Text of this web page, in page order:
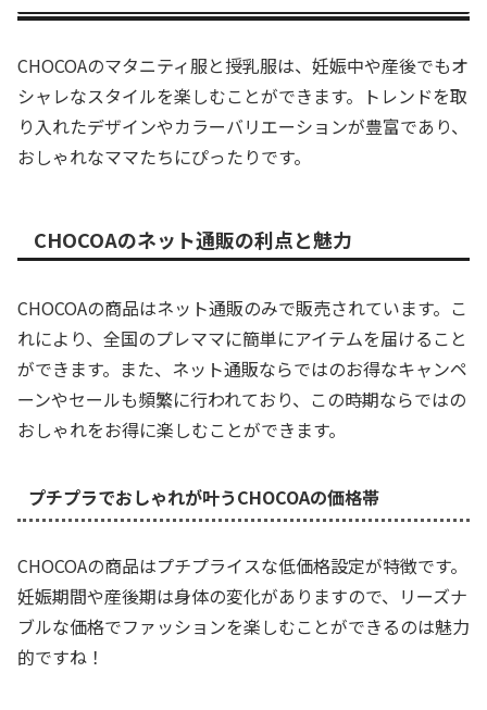
CHOCOAのマタニティ服と授乳服は、妊娠中や産後でもオ
シャレなスタイルを楽しむことができます。トレンドを取
り入れたデザインやカラーバリエーションが豊富であり、
おしゃれなママたちにぴったりです。
CHOCOAのネット通販の利点と魅力
CHOCOAの商品はネット通販のみで販売されています。こ
れにより、全国のプレママに簡単にアイテムを届けること
ができます。また、ネット通販ならではのお得なキャンペ
ーンやセールも頻繁に行われており、この時期ならではの
おしゃれをお得に楽しむことができます。
プチプラでおしゃれが叶うCHOCOAの価格帯
CHOCOAの商品はプチプライスな低価格設定が特徴です。
妊娠期間や産後期は身体の変化がありますので、リーズナ
ブルな価格でファッションを楽しむことができるのは魅力
的ですね！